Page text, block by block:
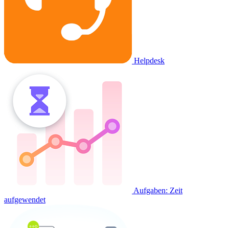
Helpdesk
Aufgaben: Zeit
aufgewendet